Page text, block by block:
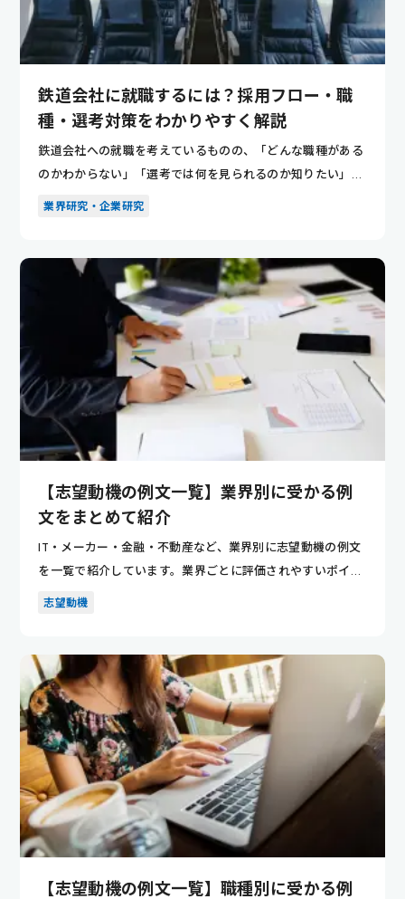
鉄道会社に就職するには？採用フロー・職
種・選考対策をわかりやすく解説
鉄道会社への就職を考えているものの、「どんな職種がある
のかわからない」「選考では何を見られるのか知りたい」と
悩んでいませ...
業界研究・企業研究
【志望動機の例文一覧】業界別に受かる例
文をまとめて紹介
IT・メーカー・金融・不動産など、業界別に志望動機の例文
を一覧で紹介しています。業界ごとに評価されやすいポイン
トが分かり...
志望動機
【志望動機の例文一覧】職種別に受かる例